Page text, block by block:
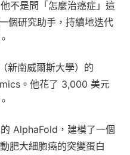
不是問「怎麼治癌症」這
個研究助手，持續地迭代
新南威爾斯大學）的
。他花了 3,000 美元
AlphaFold，建模了一個
肥大細胞癌的突變蛋白